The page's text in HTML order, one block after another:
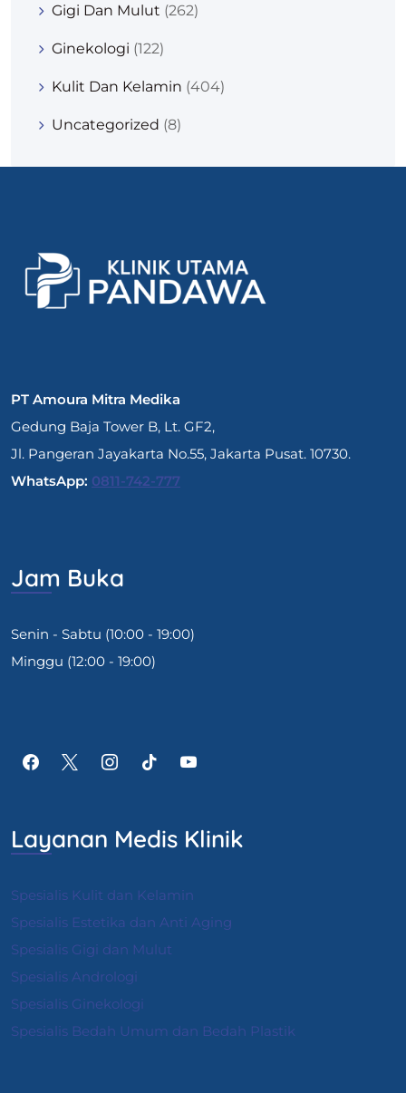
Gigi Dan Mulut (262)
Ginekologi (122)
Kulit Dan Kelamin (404)
Uncategorized (8)
PT Amoura Mitra Medika
Gedung Baja Tower B, Lt. GF2,
Jl. Pangeran Jayakarta No.55, Jakarta Pusat. 10730.
WhatsApp: 0811-742-777
Jam Buka
Senin - Sabtu (10:00 - 19:00)
Minggu (12:00 - 19:00)
Layanan Medis Klinik
Spesialis Kulit dan Kelamin
Spesialis Estetika dan Anti Aging
Spesialis Gigi dan Mulut
Spesialis Andrologi
Spesialis Ginekologi
Spesialis Bedah Umum dan Bedah Plastik